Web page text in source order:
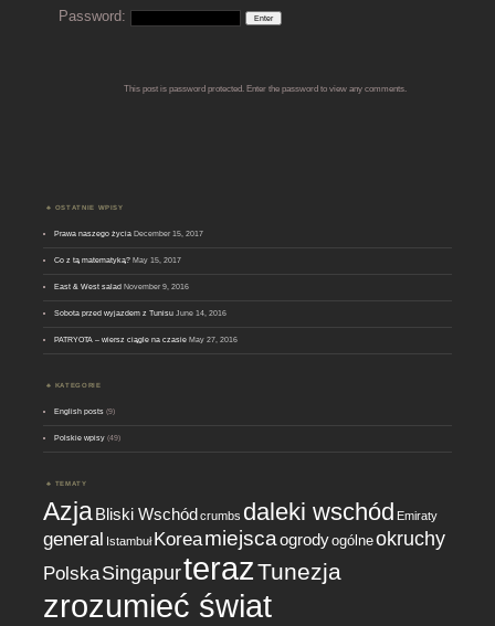
Password:
This post is password protected. Enter the password to view any comments.
OSTATNIE WPISY
Prawa naszego życia December 15, 2017
Co z tą matematyką? May 15, 2017
East & West salad November 9, 2016
Sobota przed wyjazdem z Tunisu June 14, 2016
PATRYOTA – wiersz ciągle na czasie May 27, 2016
KATEGORIE
English posts (9)
Polskie wpisy (49)
TEMATY
AzjaBliski Wschódcrumbs daleki wschód Emiraty
general Istambuł Koreamiejscaogrodyogólneokruchy
PolskaSingapurterazTunezja
zrozumieć świat